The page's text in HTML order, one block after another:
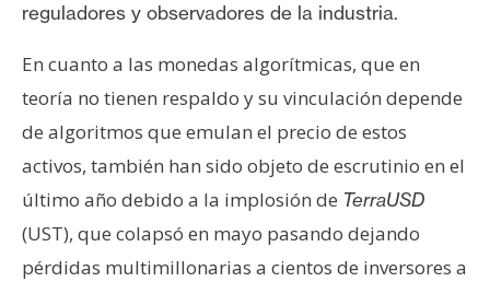
reguladores y observadores de la industria.
En cuanto a las monedas algorítmicas, que en
teoría no tienen respaldo y su vinculación depende
de algoritmos que emulan el precio de estos
activos, también han sido objeto de escrutinio en el
último año debido a la implosión de TerraUSD
(UST), que colapsó en mayo pasando dejando
pérdidas multimillonarias a cientos de inversores a